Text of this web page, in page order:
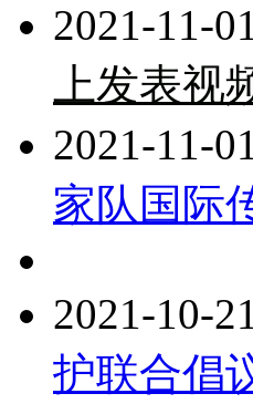
2021-11-01
上发表视
2021-11-01
家队国际
2021-10-21
护联合倡